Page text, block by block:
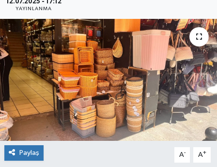
12.07.2025 - 17:12
YAYINLANMA
Paylaş A- A+
Siyaset
Spor